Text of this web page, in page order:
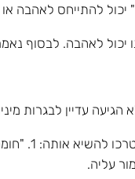
יכול להתייחס לאהבה
עליה.